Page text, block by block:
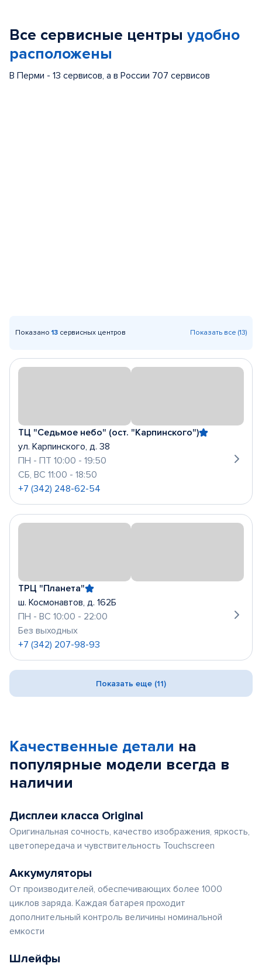
Все сервисные центры удобно
расположены
В Перми - 13 сервисов, а в России 707 сервисов
Показано 13 сервисных центров Показать все (13)
ТЦ "Седьмое небо" (ост. "Карпинского")
ул. Карпинского, д. 38
ПН - ПТ 10:00 - 19:50
СБ, ВС 11:00 - 18:50
+7 (342) 248-62-54
ТРЦ "Планета"
ш. Космонавтов, д. 162Б
ПН - ВС 10:00 - 22:00
Без выходных
+7 (342) 207-98-93
Показать еще (11)
Качественные детали на
популярные модели всегда в
наличии
Дисплеи класса Original
Оригинальная сочность, качество изображения, яркость,
цветопередача и чувствительность Touchscreen
Аккумуляторы
От производителей, обеспечивающих более 1000
циклов заряда. Каждая батарея проходит
дополнительный контроль величины номинальной
емкости
Шлейфы